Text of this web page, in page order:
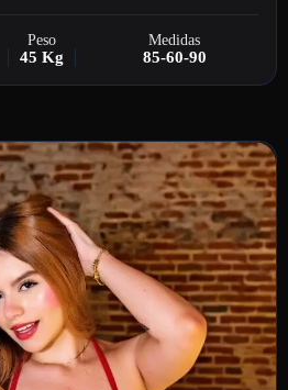
Peso Medidas
45 Kg 85-60-90